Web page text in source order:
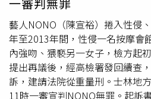
終經高檢署再議後撤銷原處分，
一步清查後確認，相關影像中的
黃子佼自2013年2月12日起便註
並自2017年8月8日起在相關論壇
小的被害人僅10歲，因此依無故
起訴。案件在北院審理初期，他
出法律不溯及既往等抗辯主張無
藝人NONO（陳宣裕）捲入性侵
年至2013年間，性侵一名按摩會
內強吻、猥褻另一女子，檢方起
提出再議後，經高檢署發回續查
訴，建請法院從重量刑。士林地
11時一審宣判NONO無罪。起訴